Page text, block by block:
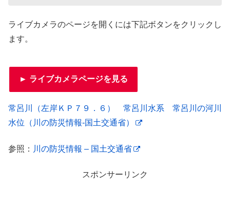
ライブカメラのページを開くには下記ボタンをクリックし
ます。
► ライブカメラページを見る
常呂川（左岸ＫＰ７９．６） 常呂川水系 常呂川の河川
水位（川の防災情報-国土交通省）
参照： 川の防災情報 – 国土交通省
スポンサーリンク